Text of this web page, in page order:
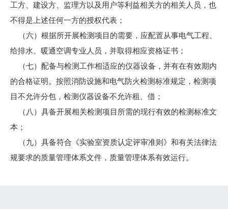
工方、建设方、监理方以及用户等利益相关方的相关人员，也
不得是上述任何一方的授权代表；
（六）根据所开展检测项目的需要，应配置从事电气工程、
给排水、暖通空调专业人员，并取得相应资格证书；
（七）配备与检测工作相适应的仪器设备，并有在有效期内
的合格证明。按照消防设施和电气防火检测标准规定，检测项
目不允许分包，检测仪器设备不允许租、借；
（八）具备开展相关检测项目所需的现行有效的检测标准文
本；
（九）具备符合《实验室资质认定评审准则》和有关法律法
规要求的质量管理体系文件，质量管理体系有效运行。